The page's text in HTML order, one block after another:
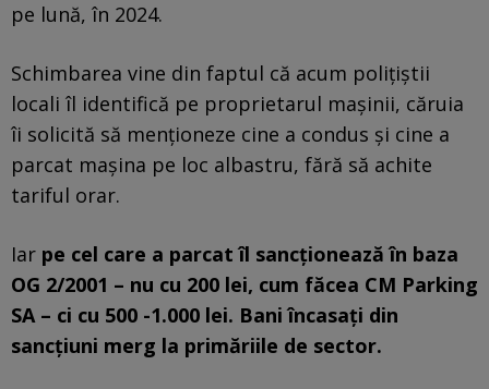
pe lună, în 2024.
Schimbarea vine din faptul că acum polițiștii
locali îl identifică pe proprietarul mașinii, căruia
îi solicită să menționeze cine a condus și cine a
parcat mașina pe loc albastru, fără să achite
tariful orar.
Iar pe cel care a parcat îl sancționează în baza
OG 2/2001 – nu cu 200 lei, cum făcea CM Parking
SA – ci cu 500 -1.000 lei. Bani încasați din
sancțiuni merg la primăriile de sector.